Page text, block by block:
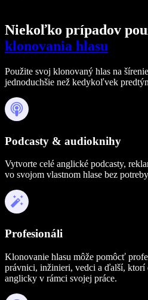
Niekoľko prípadov
klonovania hlasu
Použite svoj klonovaný hlas na
jednoduchšie než kedykoľvek
Podcasty & audioknihy
Vytvorte celé anglické podcasty,
vo svojom vlastnom hlase bez
Profesionáli
Klonovanie hlasu môže pomôcť
právnici, inžinieri, vedci a ďalší, ktorí
anglicky v rámci svojej práce.